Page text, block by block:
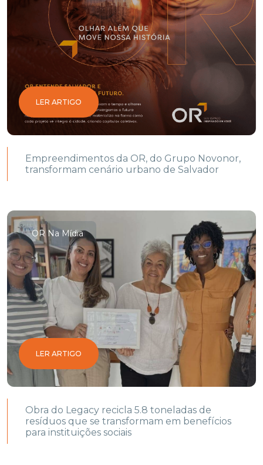
LER ARTIGO
Empreendimentos da OR, do Grupo Novonor,
transformam cenário urbano de Salvador
OR Na Mídia
LER ARTIGO
Obra do Legacy recicla 5.8 toneladas de
resíduos que se transformam em benefícios
para instituições sociais